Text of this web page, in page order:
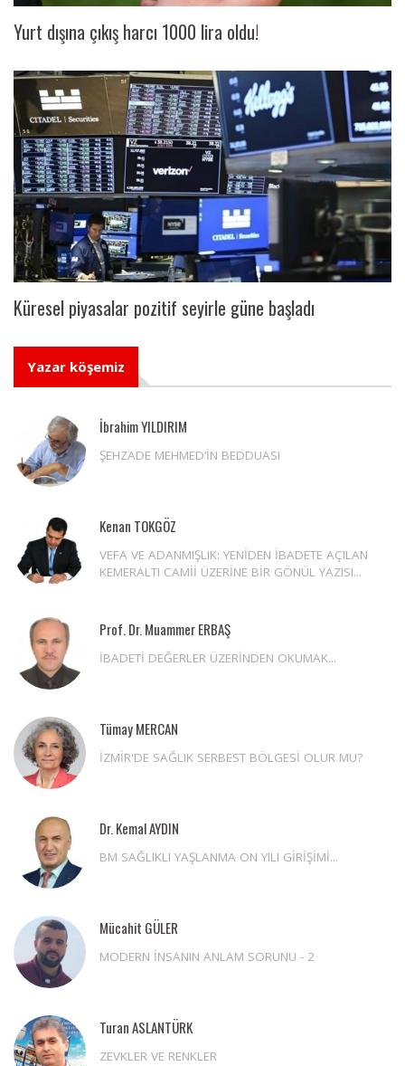
Yurt dışına çıkış harcı 1000 lira oldu!
Küresel piyasalar pozitif seyirle güne başladı
Yazar köşemiz
İbrahim YILDIRIM
ŞEHZADE MEHMED’İN BEDDUASI
Kenan TOKGÖZ
VEFA VE ADANMIŞLIK: YENİDEN İBADETE AÇILAN
KEMERALTI CAMİİ ÜZERİNE BİR GÖNÜL YAZISI...
Prof. Dr. Muammer ERBAŞ
İBADETİ DEĞERLER ÜZERİNDEN OKUMAK...
Tümay MERCAN
İZMİR'DE SAĞLIK SERBEST BÖLGESİ OLUR MU?
Dr. Kemal AYDIN
BM SAĞLIKLI YAŞLANMA ON YILI GİRİŞİMİ...
Mücahit GÜLER
MODERN İNSANIN ANLAM SORUNU - 2
Turan ASLANTÜRK
ZEVKLER VE RENKLER